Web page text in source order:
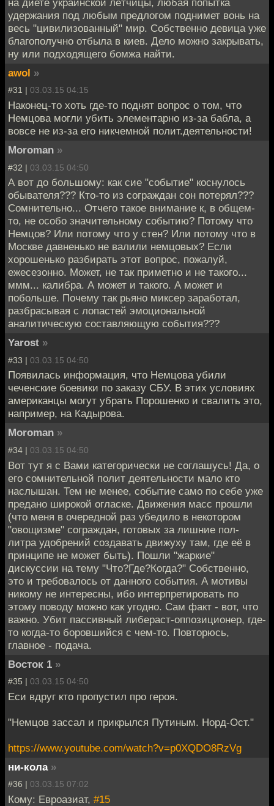
на диете украинской лётчицы, любая попытка
удержания под любым предлогом поднимет вонь на
весь "цивилизованный" мир. Собственно девица уже
благополучно отбыла в киев. Дело можно закрывать,
ну или подходящего бомжа найти.
awol »
#31 | 03.03.15 04:15
Наконец-то хоть где-то поднят вопрос о том, что
Немцова могли убить элементарно из-за бабла, а
вовсе не из-за его никчемной полит.деятельности!
Moroman »
#32 | 03.03.15 04:50
А вот до большому: как сие "событие" коснулось
обывателя??? Кто-то из сограждан сон потерял???
Сомнительно... Отчего такое внимание к, в общем-
то, не особо значительному событию? Потому что
Немцов? Или потому что у стен? Или потому что в
Москве давненько не валили немцовых? Если
хорошенько разбирать этот вопрос, пожалуй,
ежесезонно. Может, не так приметно и не такого...
ммм... калибра. А может и такого. А может и
побольше. Почему так рьяно миксер заработал,
разбрасывая с лопастей эмоциональной
аналитическую составляющую события???
Yarost »
#33 | 03.03.15 04:50
Появилась информация, что Немцова убили
чеченские боевики по заказу СБУ. В этих условиях
американцы могут убрать Порошенко и свалить это,
например, на Кадырова.
Moroman »
#34 | 03.03.15 04:50
Вот тут я с Вами категорически не соглашусь! Да, о
его сомнительной полит деятельности мало кто
наслышан. Тем не менее, событие само по себе уже
предано широкой огласке. Движения масс прошли
(что меня в очередной раз убедило в некотором
"овощизме" сограждан, готовых за лишние пол-
литра удобрений создавать движуху там, где её в
принципе не может быть). Пошли "жаркие"
дискуссии на тему "Что?Где?Когда?" Собственно,
это и требовалось от данного события. А мотивы
никому не интересны, ибо интерпретировать по
этому поводу можно как угодно. Сам факт - вот, что
важно. Убит пассивный либераст-оппозиционер, где-
то когда-то боровшийся с чем-то. Повторюсь,
главное - подача.
Восток 1 »
#35 | 03.03.15 04:50
Еси вдруг кто пропустил про героя.
"Немцов зассал и прикрылся Путиным. Норд-Ост."
https://www.youtube.com/watch?v=p0XQDO8RzVg
ни-кола »
#36 | 03.03.15 07:02
Кому: Евроазиат, #15